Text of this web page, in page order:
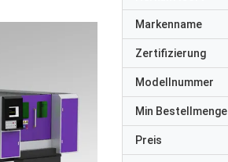
Markenname
Zertifizierung
Modellnummer
Min Bestellmenge
Preis